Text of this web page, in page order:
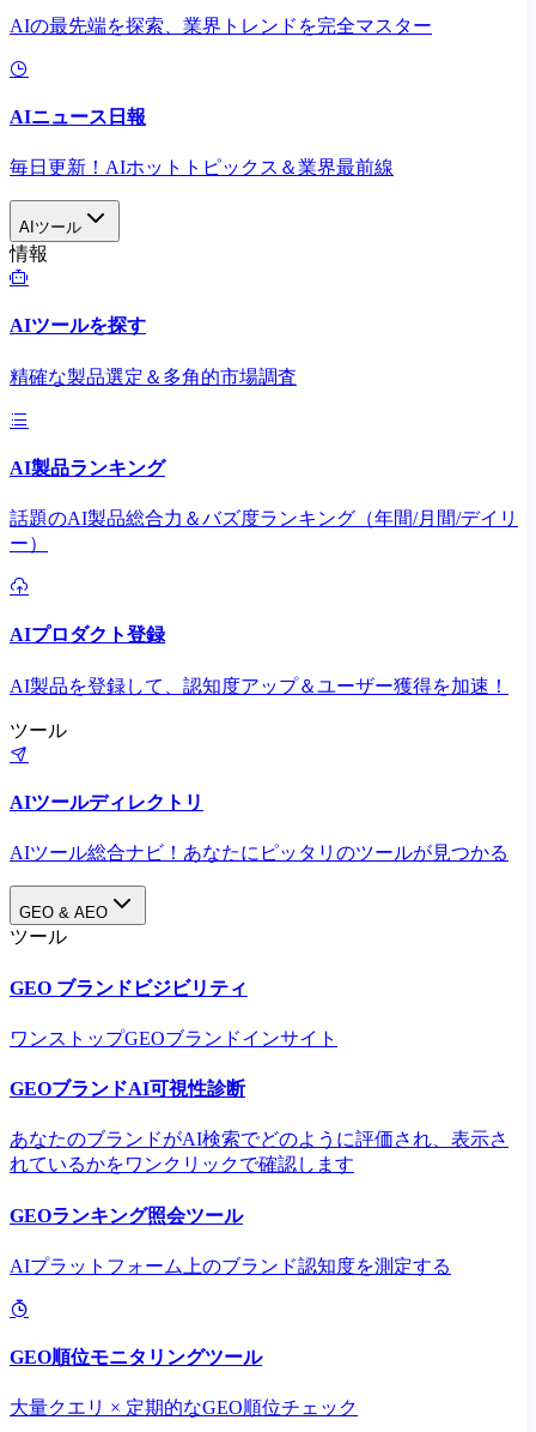
AIの最先端を探索、業界トレンドを完全マスター
AIニュース日報
毎日更新！AIホットトピックス＆業界最前線
AIツール
情報
AIツールを探す
精確な製品選定＆多角的市場調査
AI製品ランキング
話題のAI製品総合力＆バズ度ランキング（年間/月間/デイリ
ー）
AIプロダクト登録
AI製品を登録して、認知度アップ＆ユーザー獲得を加速！
ツール
AIツールディレクトリ
AIツール総合ナビ！あなたにピッタリのツールが見つかる
GEO & AEO
ツール
GEO ブランドビジビリティ
ワンストップGEOブランドインサイト
GEOブランドAI可視性診断
あなたのブランドがAI検索でどのように評価され、表示さ
れているかをワンクリックで確認します
GEOランキング照会ツール
AIプラットフォーム上のブランド認知度を測定する
GEO順位モニタリングツール
大量クエリ × 定期的なGEO順位チェック